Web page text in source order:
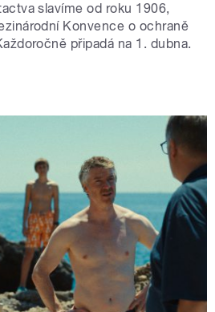
slavíme od roku 1906,
Konvence o ochraně
připadá na 1. dubna.